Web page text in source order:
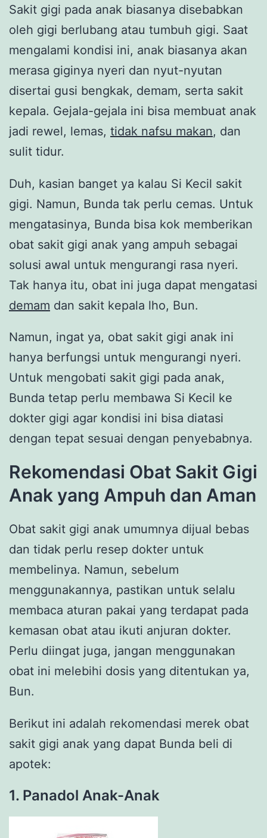
Sakit gigi pada anak biasanya disebabkan
oleh gigi berlubang atau tumbuh gigi. Saat
mengalami kondisi ini, anak biasanya akan
merasa giginya nyeri dan nyut-nyutan
disertai gusi bengkak, demam, serta sakit
kepala. Gejala-gejala ini bisa membuat anak
jadi rewel, lemas, tidak nafsu makan, dan
sulit tidur.
Duh, kasian banget ya kalau Si Kecil sakit
gigi. Namun, Bunda tak perlu cemas. Untuk
mengatasinya, Bunda bisa kok memberikan
obat sakit gigi anak yang ampuh sebagai
solusi awal untuk mengurangi rasa nyeri.
Tak hanya itu, obat ini juga dapat mengatasi
demam dan sakit kepala lho, Bun.
Namun, ingat ya, obat sakit gigi anak ini
hanya berfungsi untuk mengurangi nyeri.
Untuk mengobati sakit gigi pada anak,
Bunda tetap perlu membawa Si Kecil ke
dokter gigi agar kondisi ini bisa diatasi
dengan tepat sesuai dengan penyebabnya.
Rekomendasi Obat Sakit Gigi
Anak yang Ampuh dan Aman
Obat sakit gigi anak umumnya dijual bebas
dan tidak perlu resep dokter untuk
membelinya. Namun, sebelum
menggunakannya, pastikan untuk selalu
membaca aturan pakai yang terdapat pada
kemasan obat atau ikuti anjuran dokter.
Perlu diingat juga, jangan menggunakan
obat ini melebihi dosis yang ditentukan ya,
Bun.
Berikut ini adalah rekomendasi merek obat
sakit gigi anak yang dapat Bunda beli di
apotek:
1. Panadol Anak-Anak